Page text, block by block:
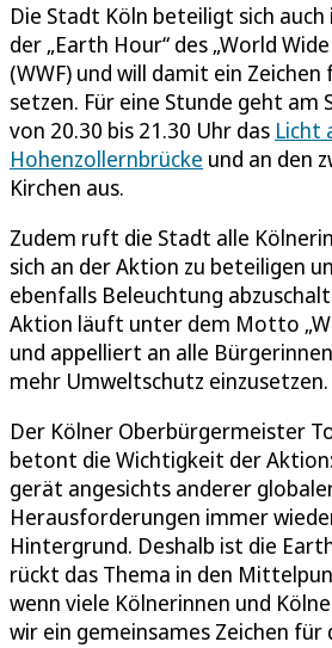
Die Stadt Köln beteiligt sich auch
der „Earth Hour“ des „World
(WWF) und will damit ein
setzen. Für eine Stunde geht am
von 20.30 bis 21.30 Uhr das Licht
Hohenzollernbrücke und an den
Kirchen aus.
Zudem ruft die Stadt alle
sich an der Aktion zu beteiligen
ebenfalls Beleuchtung
Aktion läuft unter dem Motto
und appelliert an alle
mehr Umweltschutz einzusetzen.
Der Kölner Oberbürgermeister
betont die Wichtigkeit der
gerät angesichts anderer
Herausforderungen immer
Hintergrund. Deshalb ist die
rückt das Thema in den
wenn viele Kölnerinnen und
wir ein gemeinsames Zeichen für